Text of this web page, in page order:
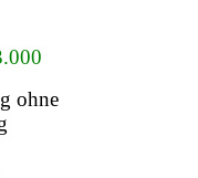
ohne